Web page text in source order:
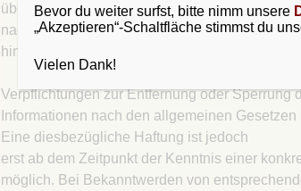
übermittelte oder gespeicherte fremde
nach Umständen zu forschen, die auf eine
hinweisen.
Verpflichtungen zur Entfernung oder Sperrung
Informationen nach den allgemeinen
Eine diesbezügliche Haftung ist jedoch
erst ab dem Zeitpunkt der Kenntnis einer
möglich. Bei Bekanntwerden von
Bevor du weiter surfst, bitte nimm unsere
„Akzeptieren“-Schaltfläche stimmst du
Vielen Dank!